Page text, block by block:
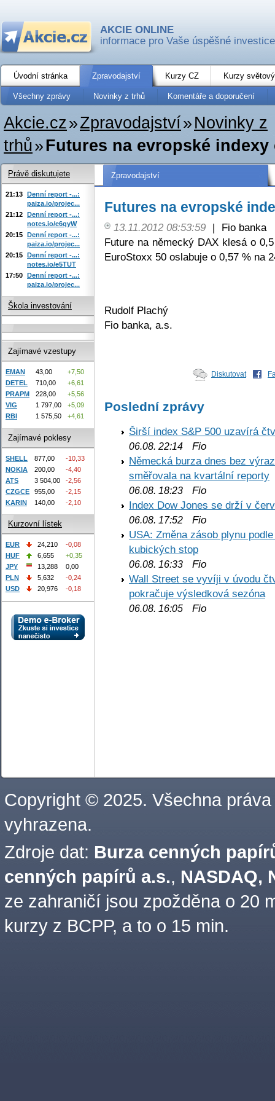
AKCIE ONLINE
informace pro Vaše úspěšné investice
Úvodní stránka Zpravodajství Kurzy CZ Kurzy
Všechny zprávy Novinky z trhů Komentáře a doporučení
Akcie.cz»Zpravodajství» Novinky z
trhů»Futures na evropské
Zpravodajství
Futures na evropské
13.11.2012 08:53:59 |
Fio banka
Future na německý DAX klesá o
EuroStoxx 50 oslabuje o 0,57 % na
Rudolf Plachý
Fio banka, a.s.
Diskutovat
Poslední zprávy
Širší index S&P 500 uzavírá
06.08. 22:14 Fio
Německá burza dnes bez
směřovala na kvartální reporty
06.08. 18:23 Fio
Index Dow Jones se drží v
06.08. 17:52 Fio
USA: Změna zásob plynu
kubických stop
06.08. 16:33 Fio
Wall Street se vyvíji v úvodu
pokračuje výsledková sezóna
06.08. 16:05 Fio
Právě diskutujete
21:13 Denní report -...:
paiza.io/projec...
21:12 Denní report -...:
notes.io/e6qyW
20:15 Denní report -...:
paiza.io/projec...
20:15 Denní report -...:
notes.io/e5TUT
17:50 Denní report -...:
paiza.io/projec...
Škola investování
Zajímavé vzestupy
EMAN 43,00
+7,50
DETEL
710,00
+6,61
PRAPM
228,00
+5,56
VIG
1 797,00
+5,09
RBI
1 575,50 +4,61
Zajímavé poklesy
SHELL 877,00
-10,33
NOKIA
200,00
-4,40
ATS
3 504,00
-2,56
CZGCE
955,00
-2,15
KARIN
140,00 -2,10
Kurzovní lístek
EUR 24,210
-0,08
HUF
6,655
+0,35
JPY
13,288
0,00
PLN
5,632
-0,24
USD
20,976 -0,18
Copyright © 2025. Všechna práva
vyhrazena.
Zdroje dat: Burza cenných
cenných papírů a.s., NASDAQ,
ze zahraničí jsou zpožděna o 20
kurzy z BCPP, a to o 15 min.